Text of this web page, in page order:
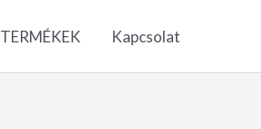
TERMÉKEK Kapcsolat